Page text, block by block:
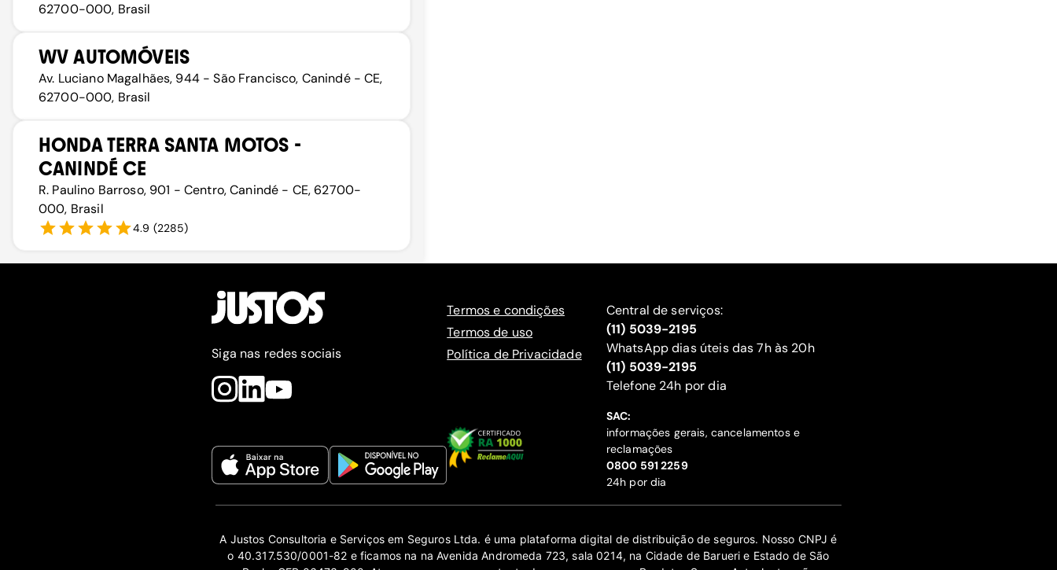
62700-000, Brasil
WV AUTOMÓVEIS
Av. Luciano Magalhães, 944 - São Francisco, Canindé - CE,
62700-000, Brasil
HONDA TERRA SANTA MOTOS -
CANINDÉ CE
R. Paulino Barroso, 901 - Centro, Canindé - CE, 62700-
000, Brasil
4.9 (2285)
Siga nas redes sociais
Termos e condições
Termos de uso
Política de Privacidade
Central de serviços:
(11) 5039-2195
WhatsApp dias úteis das 7h às 20h
(11) 5039-2195
‍Telefone 24h por dia
SAC:
informações gerais, cancelamentos e
reclamações
‍0800 591 2259
24h por dia
A Justos Consultoria e Serviços em Seguros Ltda. é uma plataforma digital de distribuição de seguros. Nosso CNPJ é
o 40.317.530/0001-82 e ficamos na na Avenida Andromeda 723, sala 0214, na Cidade de Barueri e Estado de São